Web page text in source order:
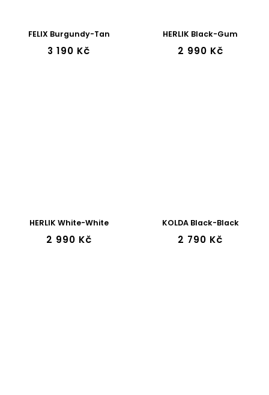
FELIX Burgundy-Tan
3 190 Kč
HERLIK Black-Gum
2 990 Kč
HERLIK White-White
2 990 Kč
KOLDA Black-Black
2 790 Kč